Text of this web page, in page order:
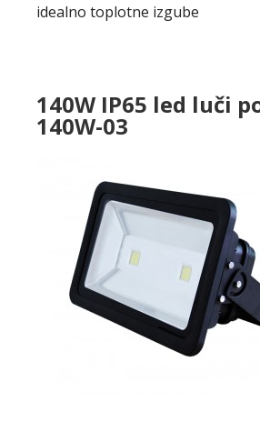
idealno toplotne izgube
140W IP65 led luči
140W-03